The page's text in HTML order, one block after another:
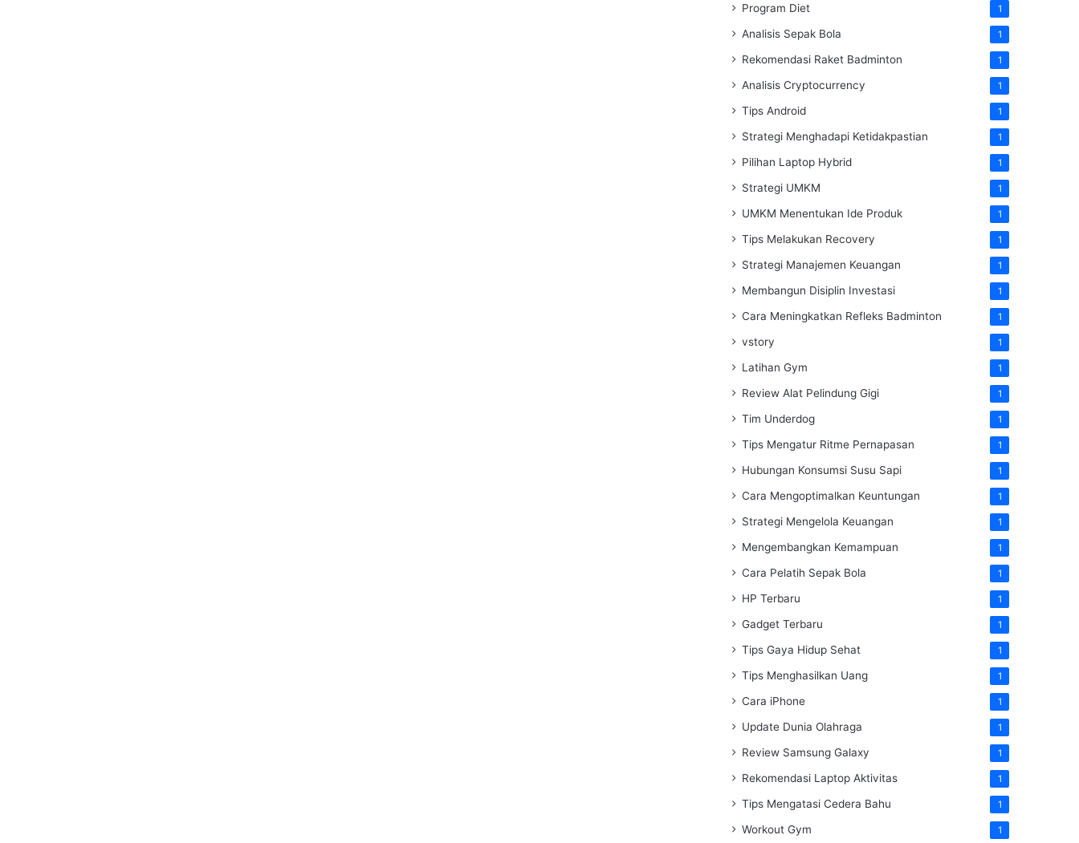
Program Diet 1
Analisis Sepak Bola 1
Rekomendasi Raket Badminton 1
Analisis Cryptocurrency 1
Tips Android 1
Strategi Menghadapi Ketidakpastian 1
Pilihan Laptop Hybrid 1
Strategi UMKM 1
UMKM Menentukan Ide Produk 1
Tips Melakukan Recovery 1
Strategi Manajemen Keuangan 1
Membangun Disiplin Investasi 1
Cara Meningkatkan Refleks Badminton 1
vstory 1
Latihan Gym 1
Review Alat Pelindung Gigi 1
Tim Underdog 1
Tips Mengatur Ritme Pernapasan 1
Hubungan Konsumsi Susu Sapi 1
Cara Mengoptimalkan Keuntungan 1
Strategi Mengelola Keuangan 1
Mengembangkan Kemampuan 1
Cara Pelatih Sepak Bola 1
HP Terbaru 1
Gadget Terbaru 1
Tips Gaya Hidup Sehat 1
Tips Menghasilkan Uang 1
Cara iPhone 1
Update Dunia Olahraga 1
Review Samsung Galaxy 1
Rekomendasi Laptop Aktivitas 1
Tips Mengatasi Cedera Bahu 1
Workout Gym 1